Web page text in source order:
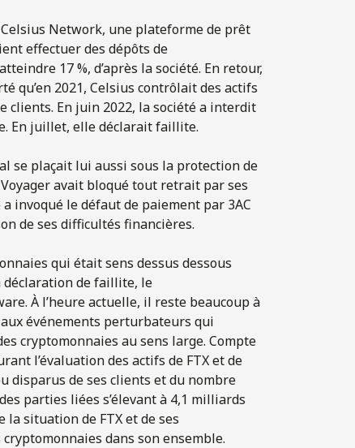
Network, une plateforme de prêt
effectuer des dépôts de
17 %, d’après la société. En retour,
qu’en 2021, Celsius contrôlait des actifs
En juin 2022, la société a interdit
En juillet, elle déclarait faillite.
se plaçait lui aussi sous la protection de
avait bloqué tout retrait par ses
invoqué le défaut de paiement par 3AC
de ses difficultés financières.
qui était sens dessus dessous
déclaration de faillite, le
À l’heure actuelle, il reste beaucoup à
événements perturbateurs qui
cryptomonnaies au sens large. Compte
l’évaluation des actifs de FTX et de
disparus de ses clients et du nombre
parties liées s’élevant à 4,1 milliards
situation de FTX et de ses
dans son ensemble.